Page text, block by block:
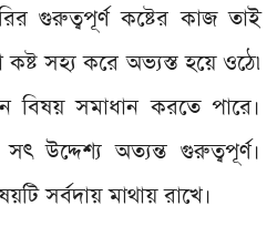
গুরুত্বপূর্ণ কষ্টের কাজ তাই
সহ্য করে অভ্যস্ত হয়ে ওঠে৷
বিষয় সমাধান করতে পারে।
উদ্দেশ্য অত্যন্ত গুরুত্বপূর্ণ।
সর্বদায় মাথায় রাখে।